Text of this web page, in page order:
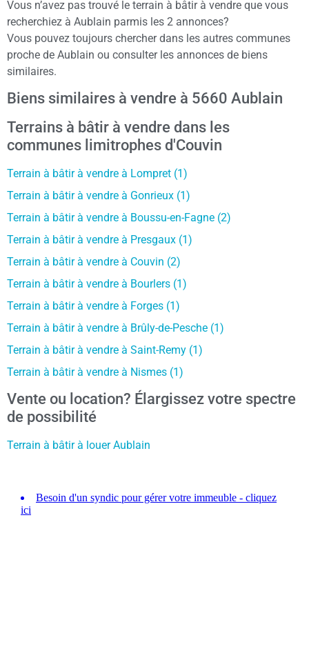
Vous n’avez pas trouvé le terrain à bâtir à vendre que vous
recherchiez à Aublain parmis les 2 annonces?
Vous pouvez toujours chercher dans les autres communes
proche de Aublain ou consulter les annonces de biens
similaires.
Biens similaires à vendre à 5660 Aublain
Terrains à bâtir à vendre dans les
communes limitrophes d'Couvin
Terrain à bâtir à vendre à Lompret (1)
Terrain à bâtir à vendre à Gonrieux (1)
Terrain à bâtir à vendre à Boussu-en-Fagne (2)
Terrain à bâtir à vendre à Presgaux (1)
Terrain à bâtir à vendre à Couvin (2)
Terrain à bâtir à vendre à Bourlers (1)
Terrain à bâtir à vendre à Forges (1)
Terrain à bâtir à vendre à Brûly-de-Pesche (1)
Terrain à bâtir à vendre à Saint-Remy (1)
Terrain à bâtir à vendre à Nismes (1)
Vente ou location? Élargissez votre spectre
de possibilité
Terrain à bâtir à louer Aublain